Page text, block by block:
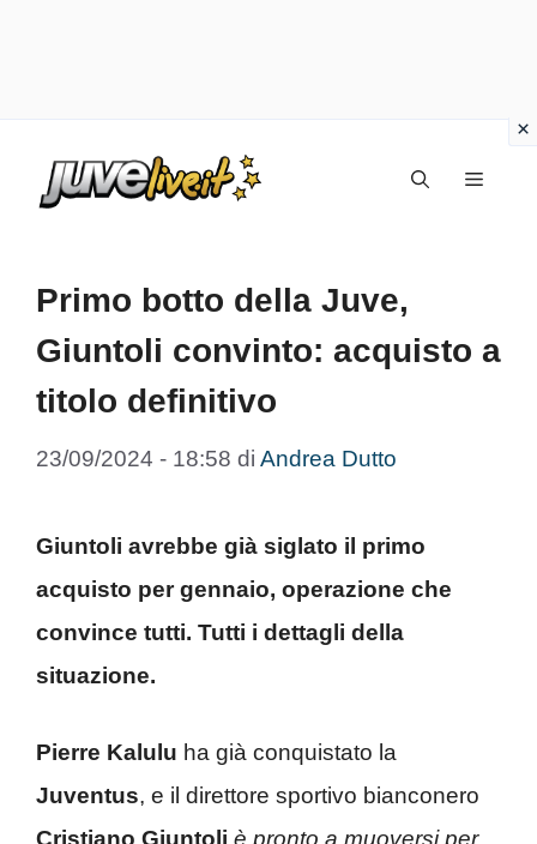
Menu
Primo botto della Juve,
Giuntoli convinto: acquisto a
titolo definitivo
23/09/2024 - 18:58 di Andrea Dutto
Giuntoli avrebbe già siglato il primo
acquisto per gennaio, operazione che
convince tutti. Tutti i dettagli della
situazione.
Pierre Kalulu ha già conquistato la
Juventus, e il direttore sportivo bianconero
Cristiano Giuntoli è pronto a muoversi per